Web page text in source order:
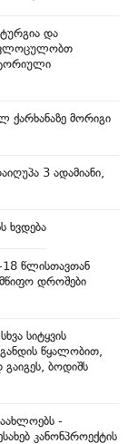
და
ვლოცულობთ
ქარხანაზე მორიგი
3 ადამიანი,
ხვდება
წლისთავთან
დროშები
სიტყვის
წყალობით,
გაიგეს, ბოდიშს
-
კანონპროექტის